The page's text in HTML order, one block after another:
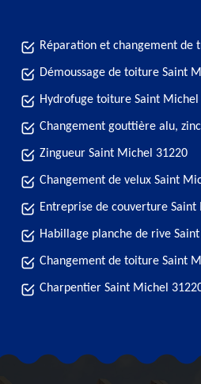
Réparation et changement de
Démoussage de toiture Saint
Hydrofuge toiture Saint Michel
Changement gouttière alu,
Zingueur Saint Michel 31220
Changement de velux Saint
Entreprise de couverture Saint
Habillage planche de rive
Changement de toiture Saint
Charpentier Saint Michel